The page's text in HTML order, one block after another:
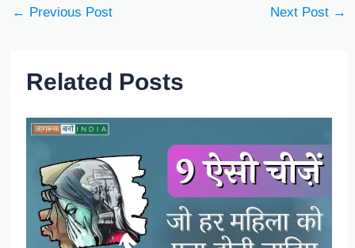
← Previous Post Next Post →
Related Posts